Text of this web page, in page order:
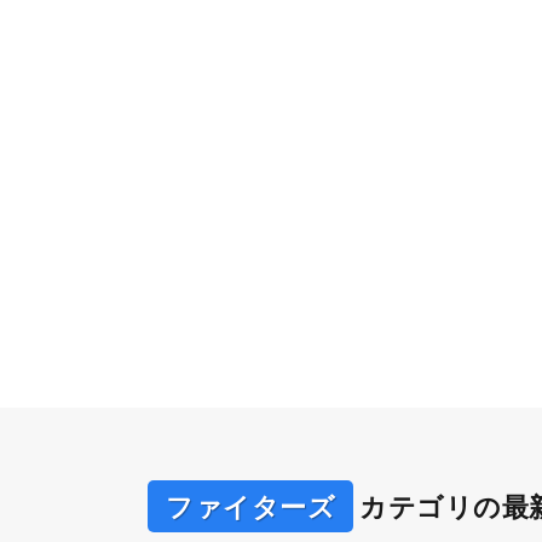
ファイターズ カテゴリの最